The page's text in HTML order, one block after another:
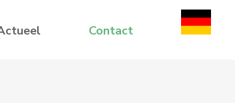
Contact